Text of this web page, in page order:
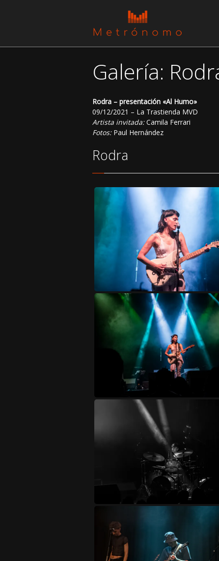
Galería:
Rodra – presentación «Al Humo»
09/12/2021 – La Trastienda MVD
Artista invitada:Camila Ferrari
Fotos:Paul Hernández
Rodra